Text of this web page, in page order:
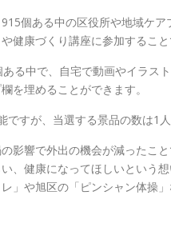
915個ある中の区役所や地域ケ
健康づくり講座に参加するこ
ある中で、自宅で動画やイラ
を埋めることができます。
すが、当選する景品の数は1人
影響で外出の機会が減ったこ
、健康になってほしいという
」や旭区の「ピンシャン体操